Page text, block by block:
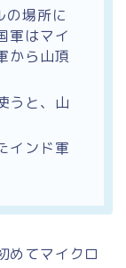
場所に
軍はマイ
から山頂
うと、山
インド軍
めてマイクロ